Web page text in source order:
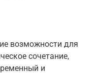
возможности для
сочетание,
и